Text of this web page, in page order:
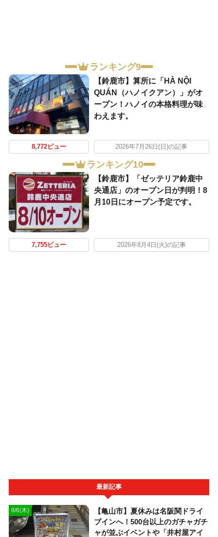
ランキング9
【鈴鹿市】算所に「HÀ NỘI
QUÁN（ハノイクアン）」がオ
ープン！ハノイの本格料理が味
わえます。
8,772ビュー 2026年7月26日(日)の記事
ランキング10
【鈴鹿市】「ゼッテリア鈴鹿中
央通店」のオープン日が判明！8
月10日にオープン予定です。
7,755ビュー 2026年8月4日(火)の記事
最新記事
8/6(木)
【亀山市】夏休みは名阪関ドライ
ブインへ！500台以上のガチャガチ
ャが並ぶイベントや「井村屋アイ